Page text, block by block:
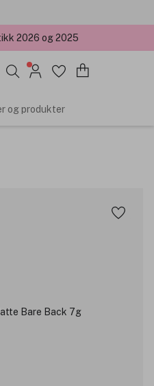
2026 og 2025
og produkter